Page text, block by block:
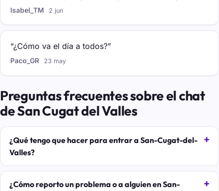
Isabel_TM 2 jun
“¿Cómo va el día a todos?”
Paco_GR 23 may
Preguntas frecuentes sobre el chat
de San Cugat del Valles
¿Qué tengo que hacer para entrar a San-Cugat-del-
Valles?
¿Cómo reporto un problema o a alguien en San-